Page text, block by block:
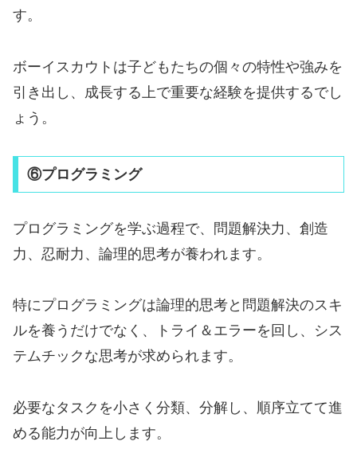
す。
ボーイスカウトは子どもたちの個々の特性や強みを
引き出し、成長する上で重要な経験を提供するでし
ょう。
⑥プログラミング
プログラミングを学ぶ過程で、問題解決力、創造
力、忍耐力、論理的思考が養われます。
特にプログラミングは論理的思考と問題解決のスキ
ルを養うだけでなく、トライ＆エラーを回し、シス
テムチックな思考が求められます。
必要なタスクを小さく分類、分解し、順序立てて進
める能力が向上します。